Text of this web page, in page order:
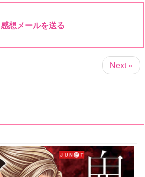
感想メールを送る
Next »